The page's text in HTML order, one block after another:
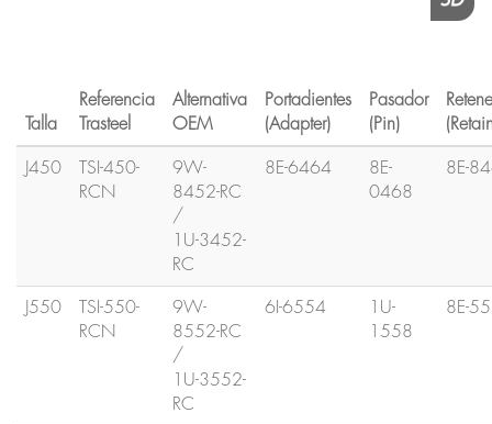
Talla
Referencia
Trasteel
Alternativa
OEM
Portadientes
(Adapter)
Pasador
(Pin)
J450
TSI-450-
RCN
9W-
8452-RC
/
1U-3452-
RC
8E-6464
8E-
0468
8E-
J550
TSI-550-
RCN
9W-
8552-RC
/
1U-3552-
RC
6I-6554
1U-
1558
8E-